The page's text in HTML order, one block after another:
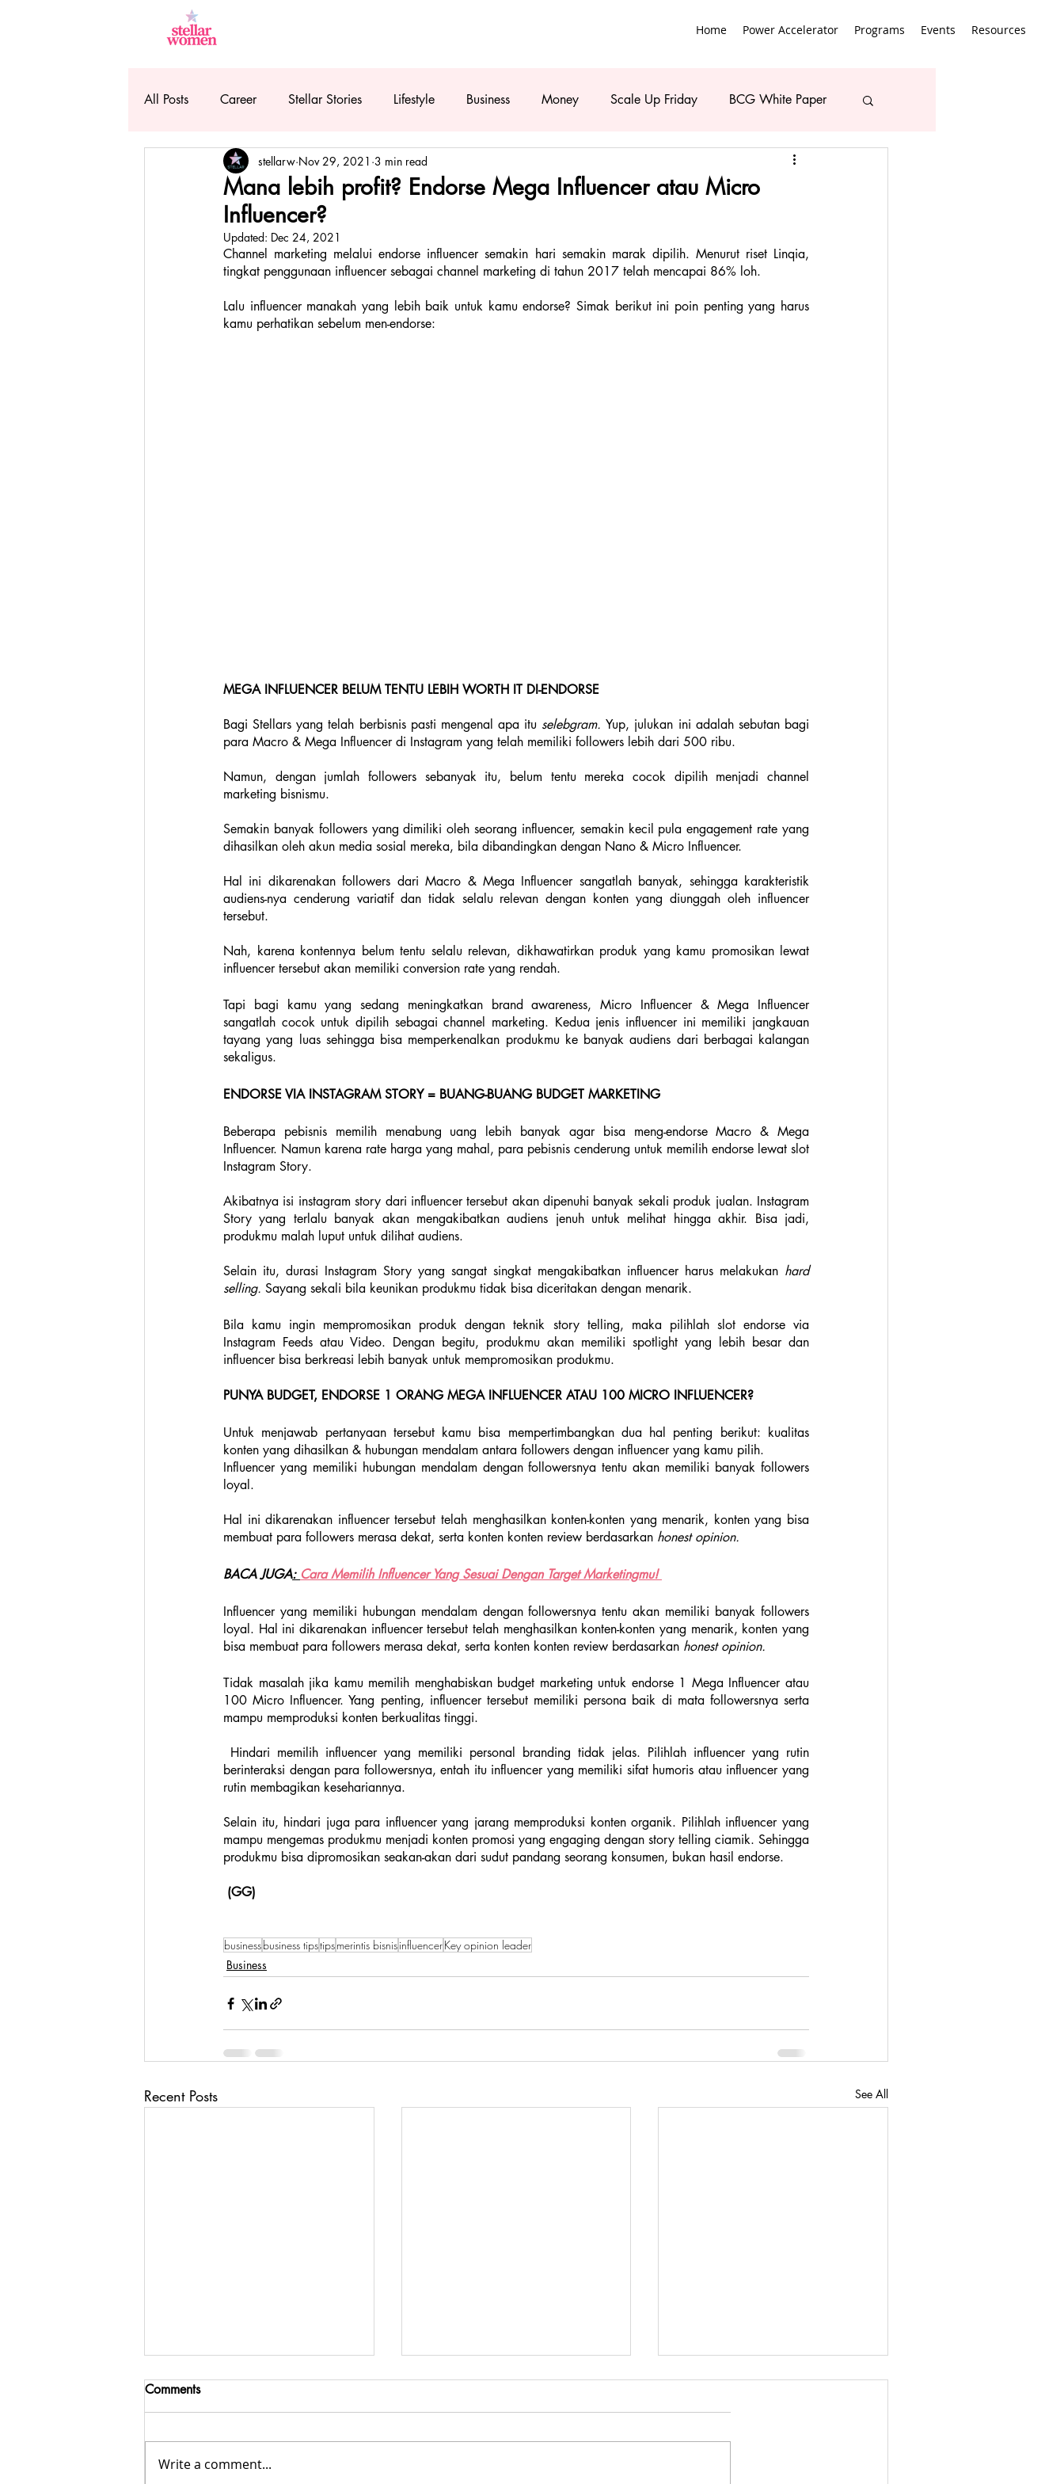
Home Power Accelerator Programs Events Resources
All Posts Career Stellar Stories Lifestyle Business Money Scale Up Friday BCG White Paper
Mana lebih profit? Endorse Mega Influencer atau Micro
Influencer?
stellarw Nov 29, 2021 3 min read
Updated: Dec 24, 2021
Channel marketing melalui endorse influencer semakin hari semakin marak dipilih. Menurut riset Linqia,
tingkat penggunaan influencer sebagai channel marketing di tahun 2017 telah mencapai 86% loh.
Lalu influencer manakah yang lebih baik untuk kamu endorse? Simak berikut ini poin penting yang harus
kamu perhatikan sebelum men-endorse:
MEGA INFLUENCER BELUM TENTU LEBIH WORTH IT DI-ENDORSE
Bagi Stellars yang telah berbisnis pasti mengenal apa itu selebgram. Yup, julukan ini adalah sebutan bagi
para Macro & Mega Influencer di Instagram yang telah memiliki followers lebih dari 500 ribu.
Namun, dengan jumlah followers sebanyak itu, belum tentu mereka cocok dipilih menjadi channel
marketing bisnismu.
Semakin banyak followers yang dimiliki oleh seorang influencer, semakin kecil pula engagement rate yang
dihasilkan oleh akun media sosial mereka, bila dibandingkan dengan Nano & Micro Influencer.
Hal ini dikarenakan followers dari Macro & Mega Influencer sangatlah banyak, sehingga karakteristik
audiens-nya cenderung variatif dan tidak selalu relevan dengan konten yang diunggah oleh influencer
tersebut.
Nah, karena kontennya belum tentu selalu relevan, dikhawatirkan produk yang kamu promosikan lewat
influencer tersebut akan memiliki conversion rate yang rendah.
Tapi bagi kamu yang sedang meningkatkan brand awareness, Micro Influencer & Mega Influencer
sangatlah cocok untuk dipilih sebagai channel marketing. Kedua jenis influencer ini memiliki jangkauan
tayang yang luas sehingga bisa memperkenalkan produkmu ke banyak audiens dari berbagai kalangan
sekaligus.
ENDORSE VIA INSTAGRAM STORY = BUANG-BUANG BUDGET MARKETING
Beberapa pebisnis memilih menabung uang lebih banyak agar bisa meng-endorse Macro & Mega
Influencer. Namun karena rate harga yang mahal, para pebisnis cenderung untuk memilih endorse lewat slot
Instagram Story.
Akibatnya isi instagram story dari influencer tersebut akan dipenuhi banyak sekali produk jualan. Instagram
Story yang terlalu banyak akan mengakibatkan audiens jenuh untuk melihat hingga akhir. Bisa jadi,
produkmu malah luput untuk dilihat audiens.
Selain itu, durasi Instagram Story yang sangat singkat mengakibatkan influencer harus melakukan hard
selling. Sayang sekali bila keunikan produkmu tidak bisa diceritakan dengan menarik.
Bila kamu ingin mempromosikan produk dengan teknik story telling, maka pilihlah slot endorse via
Instagram Feeds atau Video. Dengan begitu, produkmu akan memiliki spotlight yang lebih besar dan
influencer bisa berkreasi lebih banyak untuk mempromosikan produkmu.
PUNYA BUDGET, ENDORSE 1 ORANG MEGA INFLUENCER ATAU 100 MICRO INFLUENCER?
Untuk menjawab pertanyaan tersebut kamu bisa mempertimbangkan dua hal penting berikut: kualitas
konten yang dihasilkan & hubungan mendalam antara followers dengan influencer yang kamu pilih.
Influencer yang memiliki hubungan mendalam dengan followersnya tentu akan memiliki banyak followers
loyal.
Hal ini dikarenakan influencer tersebut telah menghasilkan konten-konten yang menarik, konten yang bisa
membuat para followers merasa dekat, serta konten konten review berdasarkan honest opinion.
BACA JUGA: Cara Memilih Influencer Yang Sesuai Dengan Target Marketingmu!
Influencer yang memiliki hubungan mendalam dengan followersnya tentu akan memiliki banyak followers
loyal. Hal ini dikarenakan influencer tersebut telah menghasilkan konten-konten yang menarik, konten yang
bisa membuat para followers merasa dekat, serta konten konten review berdasarkan honest opinion.
Tidak masalah jika kamu memilih menghabiskan budget marketing untuk endorse 1 Mega Influencer atau
100 Micro Influencer. Yang penting, influencer tersebut memiliki persona baik di mata followersnya serta
mampu memproduksi konten berkualitas tinggi.
berinteraksi dengan para followersnya, entah itu influencer yang memiliki sifat humoris atau influencer yang
rutin membagikan kesehariannya.
Selain itu, hindari juga para influencer yang jarang memproduksi konten organik. Pilihlah influencer yang
mampu mengemas produkmu menjadi konten promosi yang engaging dengan story telling ciamik. Sehingga
produkmu bisa dipromosikan seakan-akan dari sudut pandang seorang konsumen, bukan hasil endorse.
(GG)
businessbusiness tipstipsmerintis bisnisinfluencerKey opinion leader
Business
Recent Posts See All
Comments
Write a comment...